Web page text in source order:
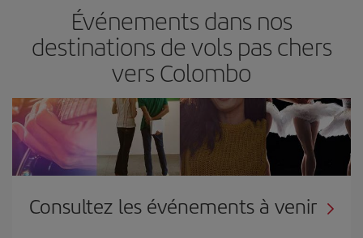
Événements dans nos
destinations de vols pas chers
vers Colombo
Consultez les événements à venir